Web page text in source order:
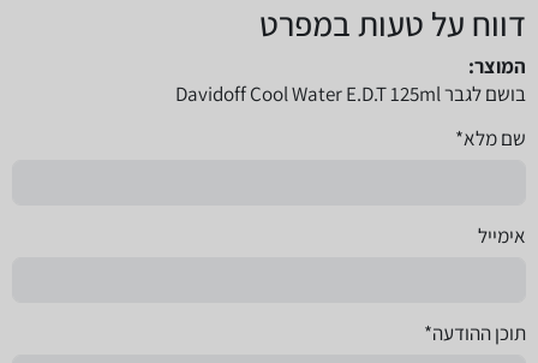
דווח על טעות במפרט
המוצר:
בושם לגבר Davidoff Cool Water E.D.T 125ml
שם מלא*
אימייל
תוכן ההודעה*